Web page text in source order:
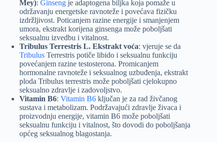
Mey): Ginseng je adaptogena biljka koja pomaže u
održavanju energetske ravnoteže i povećava fizičku
izdržljivost. Poticanjem razine energije i smanjenjem
umora, ekstrakt korijena ginsenga može poboljšati
seksualnu izvedbu i vitalnost.
Tribulus Terrestris L. Ekstrakt voća: vjeruje se da
Tribulus Terrestris potiče libido i seksualnu funkciju
povećanjem razine testosterona. Promicanjem
hormonalne ravnoteže i seksualnog uzbuđenja, ekstrakt
ploda Tribulus terrestris može poboljšati cjelokupno
seksualno zdravlje i zadovoljstvo.
Vitamin B6: Vitamin B6 ključan je za rad živčanog
sustava i metabolizam. Podržavajući zdravlje živaca i
proizvodnju energije, vitamin B6 može poboljšati
seksualnu funkciju i vitalnost, što dovodi do poboljšanja
općeg seksualnog blagostanja.